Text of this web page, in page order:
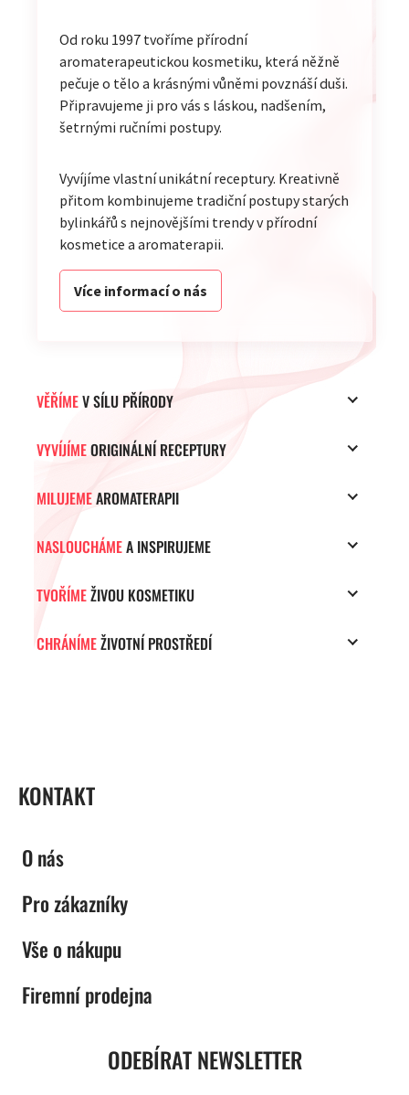
Od roku 1997 tvoříme přírodní
aromaterapeutickou kosmetiku, která něžně
pečuje o tělo a krásnými vůněmi povznáší duši.
Připravujeme ji pro vás s láskou, nadšením,
šetrnými ručními postupy.
Vyvíjíme vlastní unikátní receptury. Kreativně
přitom kombinujeme tradiční postupy starých
bylinkářů s nejnovějšími trendy v přírodní
kosmetice a aromaterapii.
Více informací o nás
VĚŘÍMEV SÍLU PŘÍRODY
VYVÍJÍMEORIGINÁLNÍ RECEPTURY
MILUJEMEAROMATERAPII
NASLOUCHÁMEA INSPIRUJEME
TVOŘÍMEŽIVOU KOSMETIKU
CHRÁNÍMEŽIVOTNÍ PROSTŘEDÍ
KONTAKT
O nás
Pro zákazníky
Vše o nákupu
Firemní prodejna
ODEBÍRAT NEWSLETTER